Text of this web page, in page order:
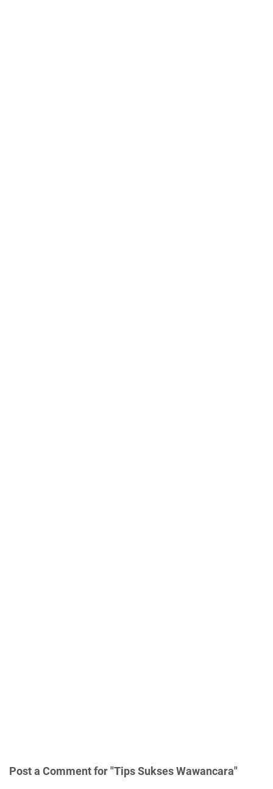
Post a Comment for "Tips Sukses Wawancara"